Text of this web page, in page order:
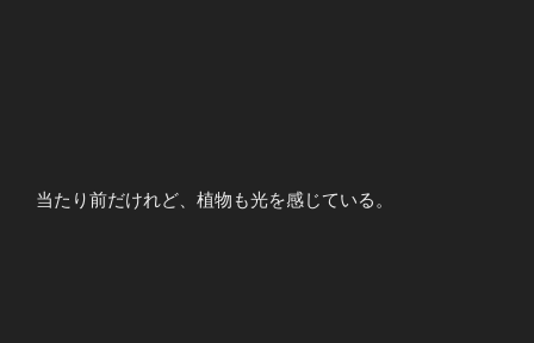
当たり前だけれど、植物も光を感じている。